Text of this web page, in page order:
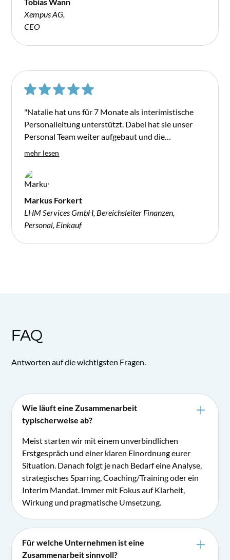
Aufgrund der professionellen, angenehmen
Zusammenarbeit kann ich Natalie definitiv
Xempus AG,
CEO
"Natalie hat uns für 7 Monate als interimistische
Personalleitung unterstützt. Dabei hat sie unser
Personal Team weiter aufgebaut und die
Umsetzung unsere Unternehmensziele maßgeblich
Integration und Implementierung von neuen
Personalsystemen unterstützt und unsere internen
Prozesse optimiert. Mit ihrer wertschätzenden Art
und ihrer langjährigen Expertise, hat sie unser
Unternehmen professionell vorangebracht."
mehr lesen
Markus Forkert
LHM Services GmbH, Bereichsleiter Finanzen,
Personal, Einkauf
FAQ
Antworten auf die wichtigsten Fragen.
Wie läuft eine Zusammenarbeit
typischerweise ab?
Meist starten wir mit einem unverbindlichen
Erstgespräch und einer klaren Einordnung eurer
Situation. Danach folgt je nach Bedarf eine Analyse,
strategisches Sparring, Coaching/Training oder ein
Interim Mandat. Immer mit Fokus auf Klarheit,
Wirkung und pragmatische Umsetzung.
Für welche Unternehmen ist eine
Zusammenarbeit sinnvoll?